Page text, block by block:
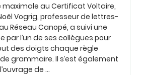
maximale au Certificat Voltaire,
Vogrig, professeur de lettres-
Réseau Canopé, a suivi une
par l’un de ses collègues pour
des doigts chaque règle
grammaire. Il s’est également
de ...